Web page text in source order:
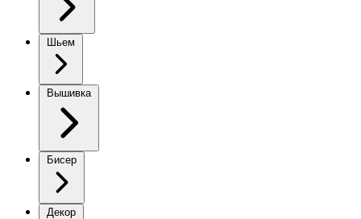
Шьем
Вышивка
Бисер
Декор